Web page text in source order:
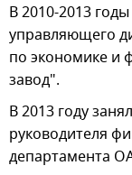
В 2010-2013
управляющего
по экономике
завод".
В 2013 году
руководителя
департамента